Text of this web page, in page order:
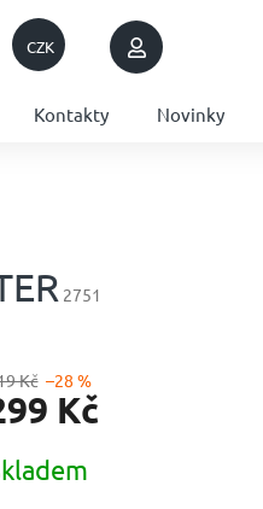
CZK
Kontakty Novinky
2751
Kč –28 %
Kč